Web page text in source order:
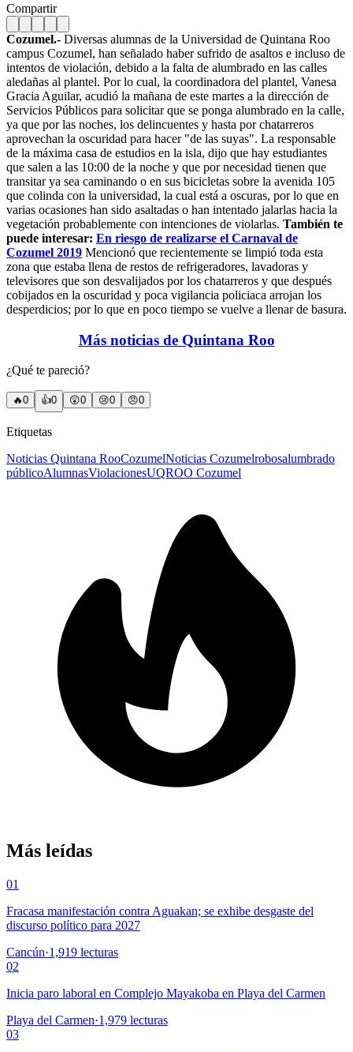
Compartir
Cozumel.- Diversas alumnas de la Universidad de Quintana Roo
campus Cozumel, han señalado haber sufrido de asaltos e incluso de
intentos de violación, debido a la falta de alumbrado en las calles
aledañas al plantel. Por lo cual, la coordinadora del plantel, Vanesa
Gracia Aguilar, acudió la mañana de este martes a la dirección de
Servicios Públicos para solicitar que se ponga alumbrado en la calle,
ya que por las noches, los delincuentes y hasta por chatarreros
aprovechan la oscuridad para hacer "de las suyas". La responsable
de la máxima casa de estudios en la isla, dijo que hay estudiantes
que salen a las 10:00 de la noche y que por necesidad tienen que
transitar ya sea caminando o en sus bicicletas sobre la avenida 105
que colinda con la universidad, la cual está a oscuras, por lo que en
varias ocasiones han sido asaltadas o han intentado jalarlas hacia la
vegetación probablemente con intenciones de violarlas. También te
puede interesar: En riesgo de realizarse el Carnaval de
Cozumel 2019 Mencionó que recientemente se limpió toda esta
zona que estaba llena de restos de refrigeradores, lavadoras y
televisores que son desvalijados por los chatarreros y que después
cobijados en la oscuridad y poca vigilancia policiaca arrojan los
desperdicios; por lo que en poco tiempo se vuelve a llenar de basura.
Más noticias de Quintana Roo
¿Qué te pareció?
🔥0 👍0 😲0 😢0 😠0
Etiquetas
Noticias Quintana RooCozumelNoticias Cozumelrobosalumbrado
públicoAlumnasViolacionesUQROO Cozumel
Más leídas
01
Fracasa manifestación contra Aguakan; se exhibe desgaste del
discurso político para 2027
Cancún·1,919 lecturas
02
Inicia paro laboral en Complejo Mayakoba en Playa del Carmen
Playa del Carmen·1,979 lecturas
03